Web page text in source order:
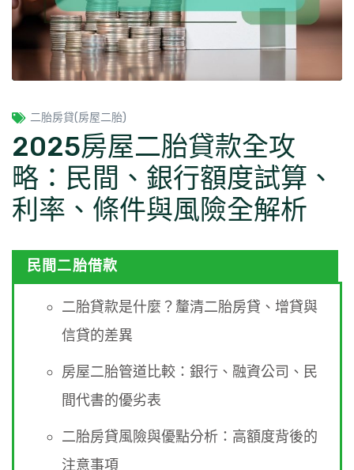
二胎房貸(房屋二胎)
2025房屋二胎貸款全攻
略：民間、銀行額度試算、
利率、條件與風險全解析
民間二胎借款
二胎貸款是什麼？釐清二胎房貸、增貸與
信貸的差異
房屋二胎管道比較：銀行、融資公司、民
間代書的優劣表
二胎房貸風險與優點分析：高額度背後的
注意事項